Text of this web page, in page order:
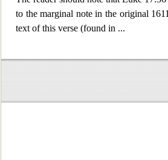
to the marginal note in the original
text of this verse (found in ...